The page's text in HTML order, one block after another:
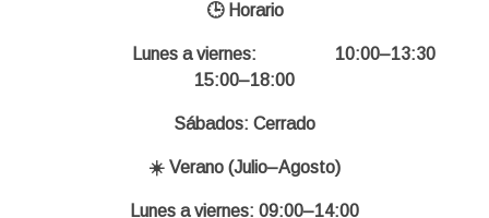
🕒 Horario
Lunes a viernes: 10:00–13:30
15:00–18:00
Sábados: Cerrado
☀️ Verano (Julio–Agosto)
Lunes a viernes: 09:00–14:00